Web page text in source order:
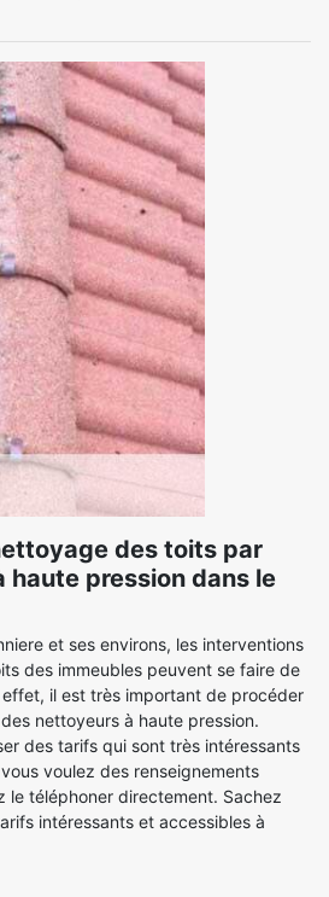
des toits par
haute pression dans le
et ses environs, les interventions
des immeubles peuvent se faire de
il est très important de procéder
nettoyeurs à haute pression.
des tarifs qui sont très intéressants
voulez des renseignements
le téléphoner directement. Sachez
intéressants et accessibles à